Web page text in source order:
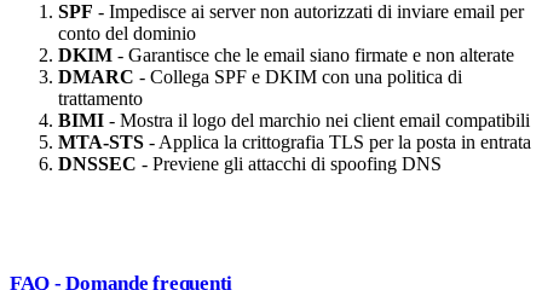
SPF - Impedisce ai server non autorizzati di inviare email per
conto del dominio
DKIM - Garantisce che le email siano firmate e non alterate
DMARC - Collega SPF e DKIM con una politica di
trattamento
BIMI - Mostra il logo del marchio nei client email compatibili
MTA-STS - Applica la crittografia TLS per la posta in entrata
DNSSEC - Previene gli attacchi di spoofing DNS
FAQ - Domande frequenti